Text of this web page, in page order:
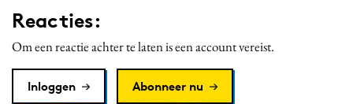
Reacties:
Om een reactie achter te laten is een account vereist.
Inloggen Abonneer nu